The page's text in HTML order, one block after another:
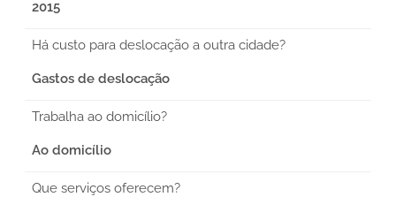
2015
Há custo para deslocação a outra cidade?
Gastos de deslocação
Trabalha ao domicílio?
Ao domicílio
Que serviços oferecem?